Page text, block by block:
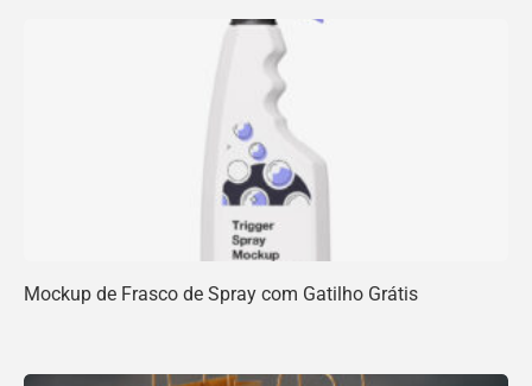
Mockup de Frasco de Spray com Gatilho Grátis